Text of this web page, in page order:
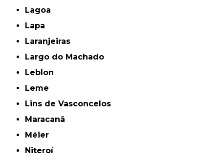
Lagoa
Lapa
Laranjeiras
Largo do Machado
Leblon
Leme
Lins de Vasconcelos
Maracanã
Méier
Niteroí